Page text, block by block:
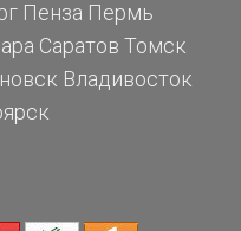
Пенза Пермь
Саратов Томск
Владивосток